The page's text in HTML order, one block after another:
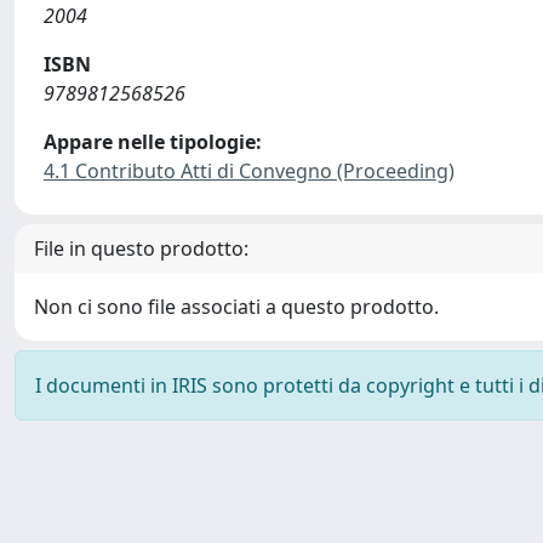
2004
ISBN
9789812568526
Appare nelle tipologie:
4.1 Contributo Atti di Convegno (Proceeding)
File in questo prodotto:
Non ci sono file associati a questo prodotto.
I documenti in IRIS sono protetti da copyright e tutti i